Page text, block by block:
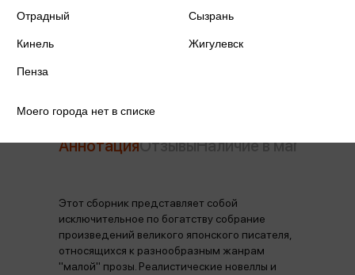
Акутагава Р.
АннотацияОтзывыНаличие в магазинах
Этот сборник представляет собой
исключительное по богатству собрание
произведений великого японского писателя,
относящихся к разнообразным жанрам
"малой" прозы. Реалистические новеллы и
Отрадный Сызрань
Кинель Жигулевск
Пенза
Моего города нет в списке